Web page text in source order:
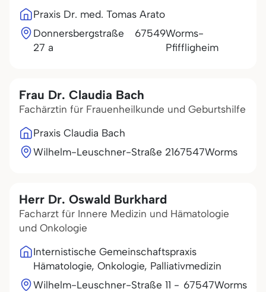
Praxis Dr. med. Tomas Arato
Donnersbergstraße
27 a
67549Worms-
Pfiffligheim
Frau Dr. Claudia Bach
Fachärztin für Frauenheilkunde und Geburtshilfe
Praxis Claudia Bach
Wilhelm-Leuschner-Straße 2167547Worms
Herr Dr. Oswald Burkhard
Facharzt für Innere Medizin und Hämatologie
und Onkologie
Internistische Gemeinschaftspraxis
Hämatologie, Onkologie, Palliativmedizin
Wilhelm-Leuschner-Straße 11 - 67547Worms